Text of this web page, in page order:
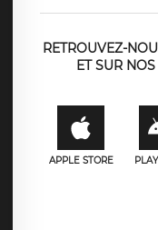
RETROUVEZ-
ET SUR
APPLE STORE